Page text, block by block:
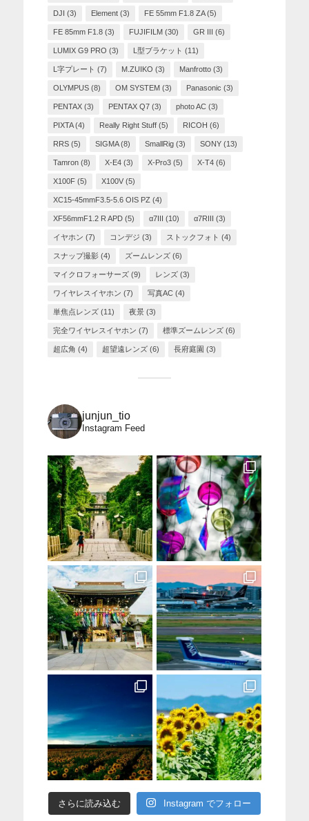
DJI (3) Element(3) FE 55mm F1.8 ZA(5)
FE 85mm F1.8(3) FUJIFILM (30) GR III (6)
LUMIX G9 PRO (3) L型ブラケット (11)
L字プレート (7) M.ZUIKO (3) Manfrotto(3)
OLYMPUS(8) OM SYSTEM (3) Panasonic (3)
PENTAX(3) PENTAX Q7(3) photo AC(3)
PIXTA(4) Really Right Stuff(5) RICOH (6)
RRS(5) SIGMA(8) SmallRig(3) SONY(13)
Tamron(8) X-E4(3) X-Pro3(5) X-T4(6)
X100F(5) X100V(5)
XC15-45mmF3.5-5.6 OIS PZ(4)
XF56mmF1.2 R APD(5) α7III (10) α7RIII (3)
イヤホン (7) コンデジ (3) ストックフォト (4)
スナップ撮影(4) ズームレンズ(6)
マイクロフォーサーズ(9) レンズ(3)
ワイヤレスイヤホン (7) 写真AC(4)
単焦点レンズ(11) 夜景(3)
完全ワイヤレスイヤホン (7) 標準ズームレンズ(6)
超広角 (4) 超望遠レンズ(6) 長府庭園 (3)
junjun_tio
Instagram Feed
さらに読み込む Instagram でフォロー